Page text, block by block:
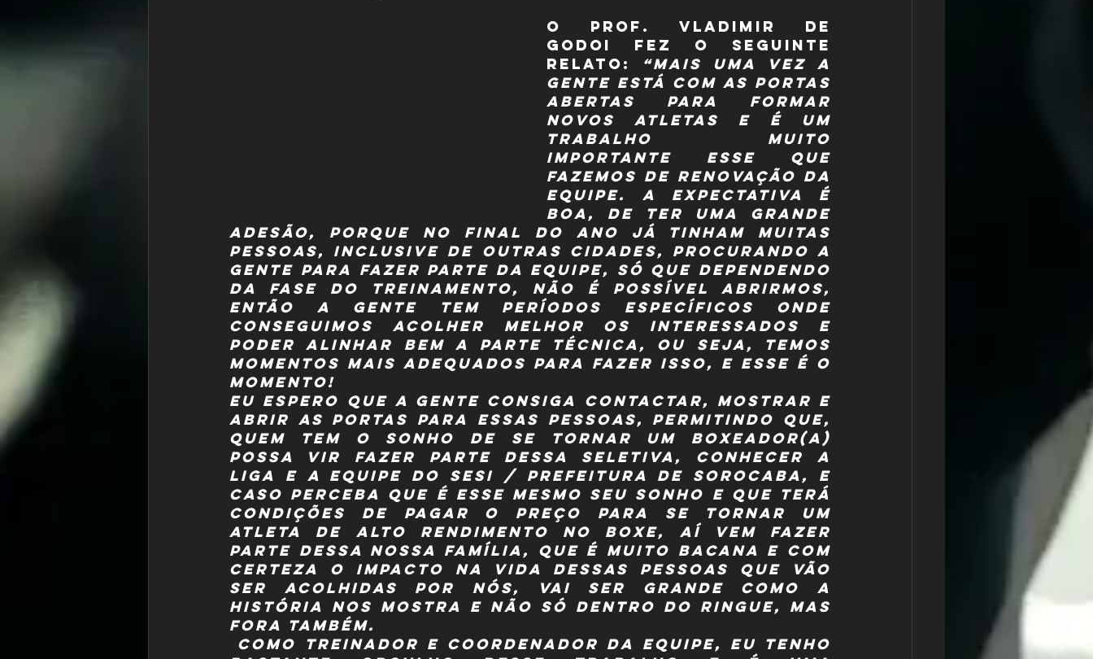
O Prof. Vladimir de
Godoi fez o seguinte
relato:
“Mais uma vez a
gente está com as portas
abertas para formar
novos atletas e é um
trabalho muito
importante esse que
fazemos de renovação da
equipe. A expectativa é
boa, de ter uma grande
adesão, porque no final do ano já tinham muitas
pessoas, inclusive de outras cidades, procurando a
gente para fazer parte da equipe, só que dependendo
da fase do treinamento, não é possível abrirmos,
então a gente tem períodos específicos onde
conseguimos acolher melhor os interessados e
poder alinhar bem a parte técnica, ou seja, temos
momentos mais adequados para fazer isso, e esse é o
momento!
Eu espero que a gente consiga contactar, mostrar e
abrir as portas para essas pessoas, permitindo que,
quem tem o sonho de se tornar um boxeador(a)
possa vir fazer parte dessa seletiva, conhecer a
liga e a equipe do Sesi / Prefeitura de Sorocaba, e
caso perceba que é esse mesmo seu sonho e que terá
condições de pagar o preço para se tornar um
atleta de alto rendimento no boxe, aí vem fazer
parte dessa nossa família, que é muito bacana e com
certeza o impacto na vida dessas pessoas que vão
ser acolhidas por nós, vai ser grande como a
história nos mostra e não só dentro do ringue, mas
fora também.
Como treinador e coordenador da equipe, eu tenho